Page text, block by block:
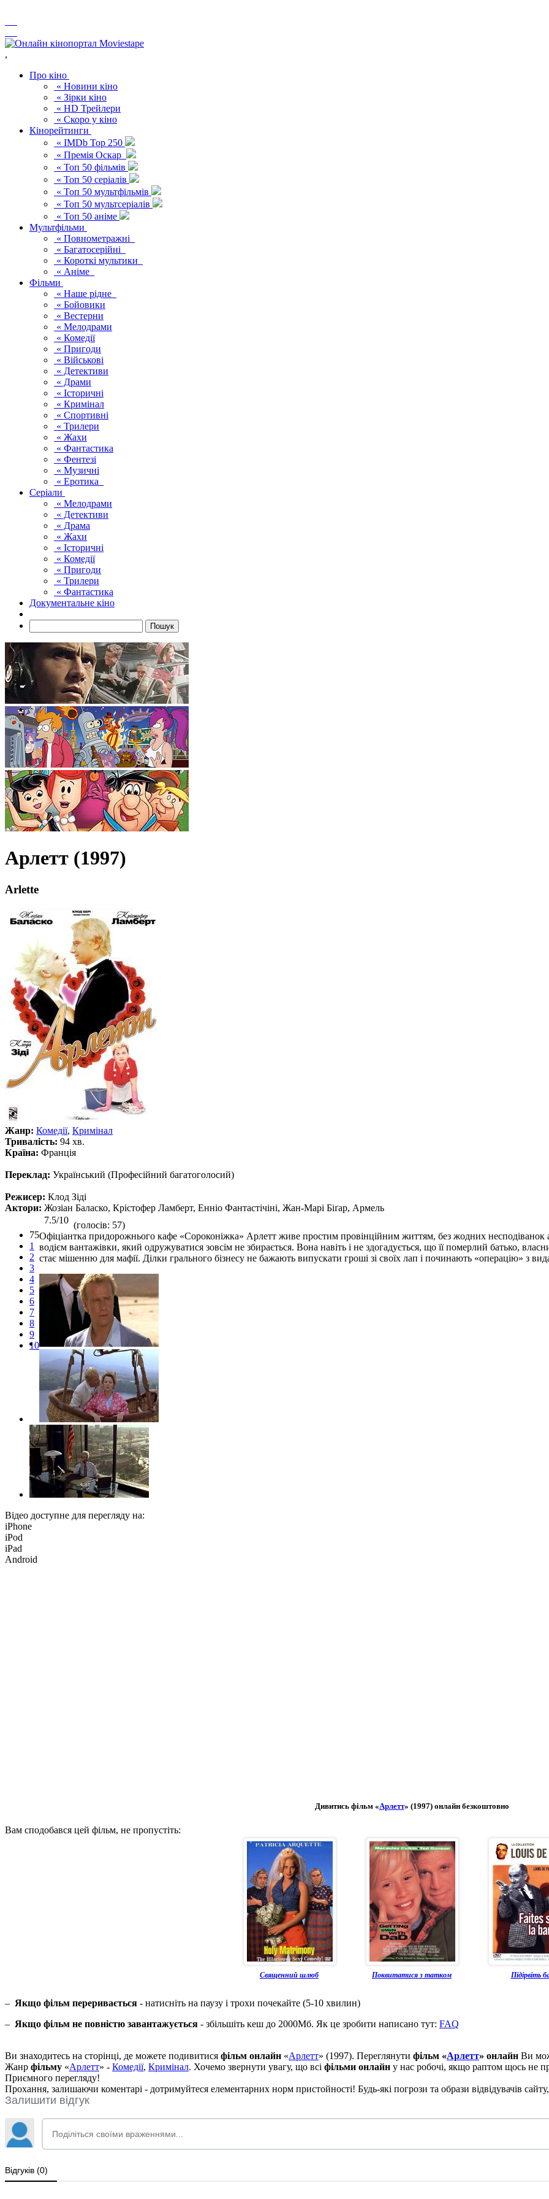
,
Про кіно
« Новини кіно
« Зірки кіно
« HD Трейлери
« Скоро у кіно
Кінорейтинги
« IMDb Top 250
« Премія Оскар
« Топ 50 фільмів
« Топ 50 серіалів
« Топ 50 мультфільмів
« Топ 50 мультсеріалів
« Топ 50 аніме
Мультфільми
« Повнометражні
« Багатосерійні
« Короткі мультики
« Аніме
Фільми
« Наше рідне
« Бойовики
« Вестерни
« Мелодрами
« Комедії
« Пригоди
« Військові
« Детективи
« Драми
« Історичні
« Кримінал
« Спортивні
« Трилери
« Жахи
« Фантастика
« Фентезі
« Музичні
« Еротика
Серіали
« Мелодрами
« Детективи
« Драма
« Жахи
« Історичні
« Комедії
« Пригоди
« Трилери
« Фантастика
Документальне кіно
Пошук
Арлетт (1997)
Arlette
Жанр: Комедії, Кримінал
Тривалість: 94 хв.
Країна: Франція
Переклад: Український (Професійний багатоголосий)
Режисер: Клод Зіді
Актори: Жозіан Баласко, Крістофер Ламберт, Енніо Фантастічіні, Жан-Марі Біґар, Армель
75
1
2
3
4
5
6
7
8
9
10
7.5/10 (голосів: 57)
Офіціантка придорожнього кафе «Сороконіжка» Арлетт живе простим провінційним життям, без жодних
водієм вантажівки, який одружуватися зовсім не збирається. Вона навіть і не здогадується, що її померлий батько,
стає мішенню для мафії. Ділки грального бізнесу не бажають випускати гроші зі своїх лап і починають «операцію» з
Відео доступне для перегляду на:
iPhone
iPod
iPad
Android
Дивитись фільм «Арлетт» (1997) онлайн безкоштовно
Вам сподобався цей фільм, не пропустіть:
Священний шлюб Поквитатися з татком Підірвіть
– Якщо фільм переривається - натисніть на паузу і трохи почекайте (5-10 хвилин)
– Якщо фільм не повністю завантажується - збільшіть кеш до 2000Мб. Як це зробити написано тут: FAQ
Ви знаходитесь на сторінці, де можете подивитися фільм онлайн «Арлетт» (1997). Переглянути фільм «Арлетт» онлайн Ви
Жанр фільму «Арлетт» - Комедії, Кримінал. Хочемо звернути увагу, що всі фільми онлайн у нас робочі, якщо раптом щось не
Приємного перегляду!
Прохання, залишаючи коментарі - дотримуйтеся елементарних норм пристойності! Будь-які погрози та образи відвідувачів